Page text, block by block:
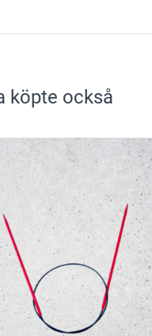
köpte också